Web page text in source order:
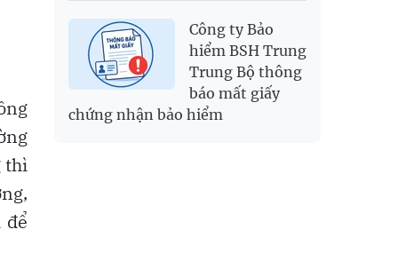
thì
để
Công ty Bảo
hiểm BSH Trung
Trung Bộ thông
báo mất giấy
chứng nhận bảo hiểm